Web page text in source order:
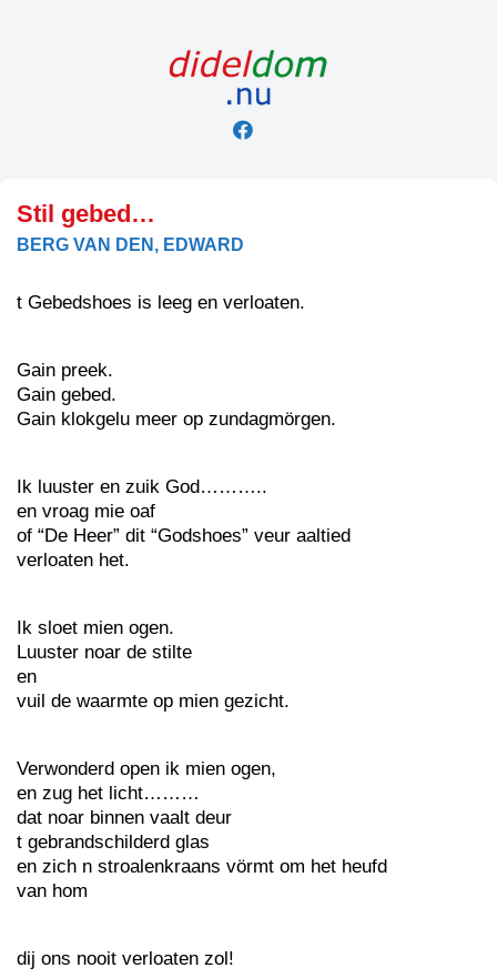
Stil gebed…
BERG VAN DEN, EDWARD
t Gebedshoes is leeg en verloaten.
Gain preek.
Gain gebed.
Gain klokgelu meer op zundagmörgen.
Ik luuster en zuik God………..
en vroag mie oaf
of “De Heer” dit “Godshoes” veur aaltied
verloaten het.
Ik sloet mien ogen.
Luuster noar de stilte
en
vuil de waarmte op mien gezicht.
Verwonderd open ik mien ogen,
en zug het licht………
dat noar binnen vaalt deur
t gebrandschilderd glas
en zich n stroalenkraans vörmt om het heufd
van hom
dij ons nooit verloaten zol!